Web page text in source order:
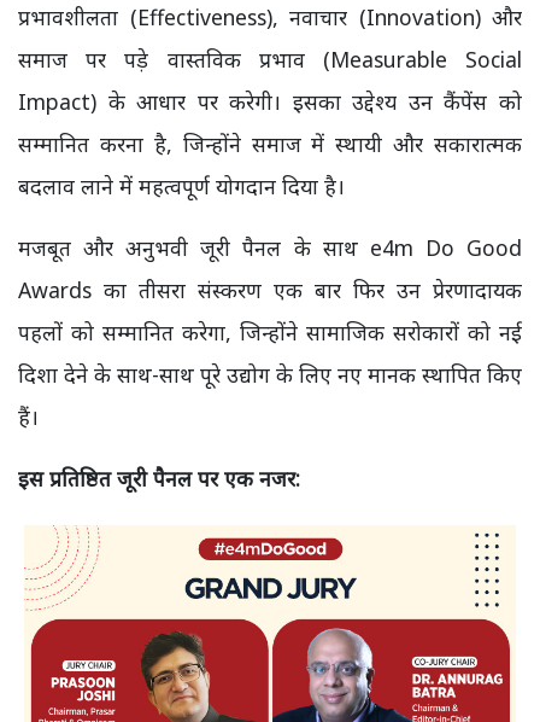
प्रभावशीलता (Effectiveness), नवाचार (Innovation) और
समाज पर पड़े वास्तविक प्रभाव (Measurable Social
Impact) के आधार पर करेगी। इसका उद्देश्य उन कैंपेंस को
सम्मानित करना है, जिन्होंने समाज में स्थायी और सकारात्मक
बदलाव लाने में महत्वपूर्ण योगदान दिया है।
मजबूत और अनुभवी जूरी पैनल के साथ e4m Do Good
Awards का तीसरा संस्करण एक बार फिर उन प्रेरणादायक
पहलों को सम्मानित करेगा, जिन्होंने सामाजिक सरोकारों को नई
दिशा देने के साथ-साथ पूरे उद्योग के लिए नए मानक स्थापित किए
हैं।
इस प्रतिष्ठित जूरी पैनल पर एक नजर: